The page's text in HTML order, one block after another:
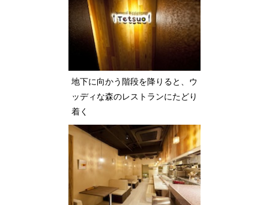
地下に向かう階段を降りると、ウ
ッディな森のレストランにたどり
着く